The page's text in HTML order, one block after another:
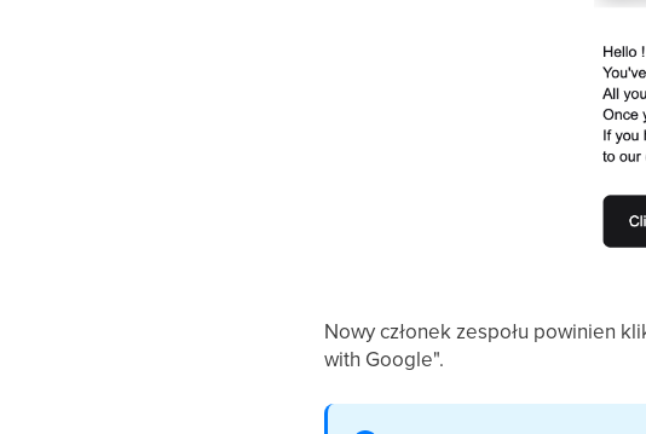
Nowy członek zespołu powinien
with Google".